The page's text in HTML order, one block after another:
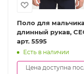
Поло для
длинный рукав,
арт. 5595
Есть в наличии
Цена доступна